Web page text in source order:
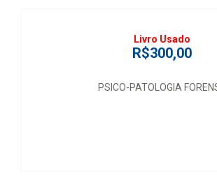
Livro Usado
R$300,00
PSICO-PATOLOGIA